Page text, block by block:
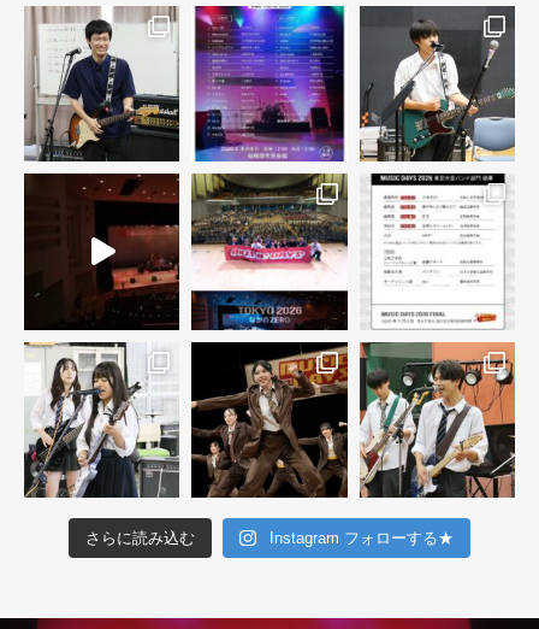
さらに読み込む Instagram フォローする★